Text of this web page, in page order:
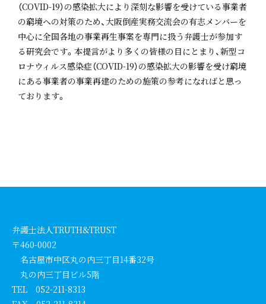
（COVID-19）の感染拡大により深刻な影響を受けている事業者
の窮境への対策のため、大阪倒産実務交流会の有志メンバーを
中心に全国各地の事業再生事案を専門に扱う弁護士が参加す
る研究会です。本提言がより多くの皆様の目にとまり、新型コ
ロナウィルス感染症（COVID-19）の感染拡大の影響を受け窮境
にある事業者の事業再建のための施策の参考になればと思っ
ております。
弁護士法人TRUTH&TRUST
〒460-0002
名古屋市中区丸の内三丁目14番32号
丸の内三丁目ビル5階
TEL 052-211-8313